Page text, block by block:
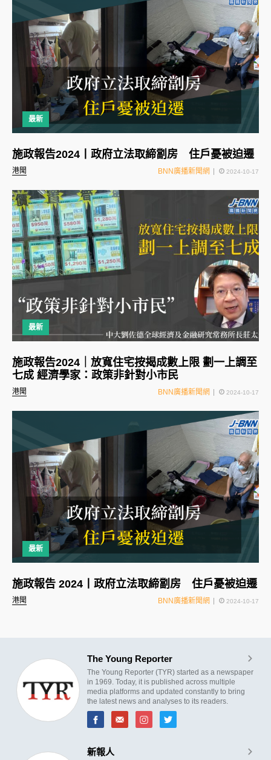
最新
港聞
施政報告2024丨政府立法取締劏房 住戶憂被迫遷
BNN廣播新聞網 2024-10-17
最新
港聞
施政報告2024｜放寬住宅按揭成數上限 劃一上調至
七成 經濟學家：政策非針對小市民
BNN廣播新聞網 2024-10-17
最新
港聞
施政報告 2024丨政府立法取締劏房 住戶憂被迫遷
BNN廣播新聞網 2024-10-17
The Young Reporter
The Young Reporter (TYR) started as a newspaper
in 1969. Today, it is published across multiple
media platforms and updated constantly to bring
the latest news and analyses to its readers.
新報人